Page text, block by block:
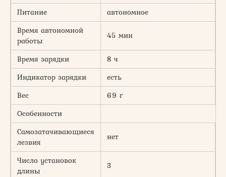
Питание
автономное
Время автономной
работы
45 мин
Время зарядки
8 ч
Индикатор зарядки
есть
Вес
69 г
Особенности
Самозатачивающиеся
лезвия
нет
Число установок
длины
3